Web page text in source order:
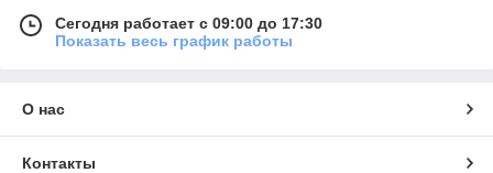
Сегодня работает с 09:00 до 17:30
Показать весь график работы
О нас
Контакты